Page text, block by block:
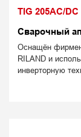
TIG 205AC/
Сварочный
Оснащён
RILAND и
инверторную